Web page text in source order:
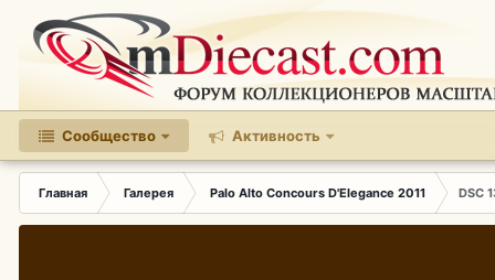
Сообщество Активность
Главная Галерея Palo Alto Concours D'Elegance 2011 DSC